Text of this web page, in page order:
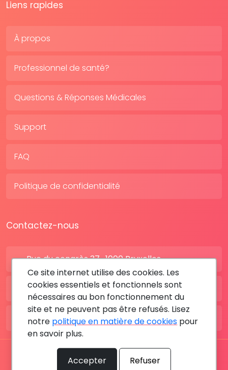
Liens rapides
À propos
Professionnel de santé?
Questions & Réponses Médicales
Support
FAQ
Politique de confidentialité
Contactez-nous
Rue du congrès 37 , 1000 Bruxelles
BE: +32 28080227
FR: +33 183642895
Tous les droits sont réservés © 2026 RDV MÉDICAL By
Ce site internet utilise des cookies. Les
cookies essentiels et fonctionnels sont
nécessaires au bon fonctionnement du
site et ne peuvent pas être refusés. Lisez
notre politique en matière de cookies pour
en savoir plus.
Accepter Refuser